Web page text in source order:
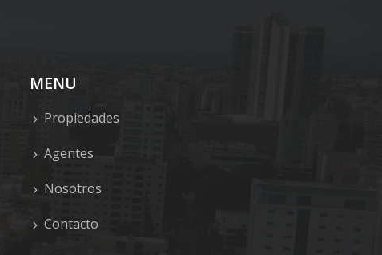
MENU
Propiedades
Agentes
Nosotros
Contacto